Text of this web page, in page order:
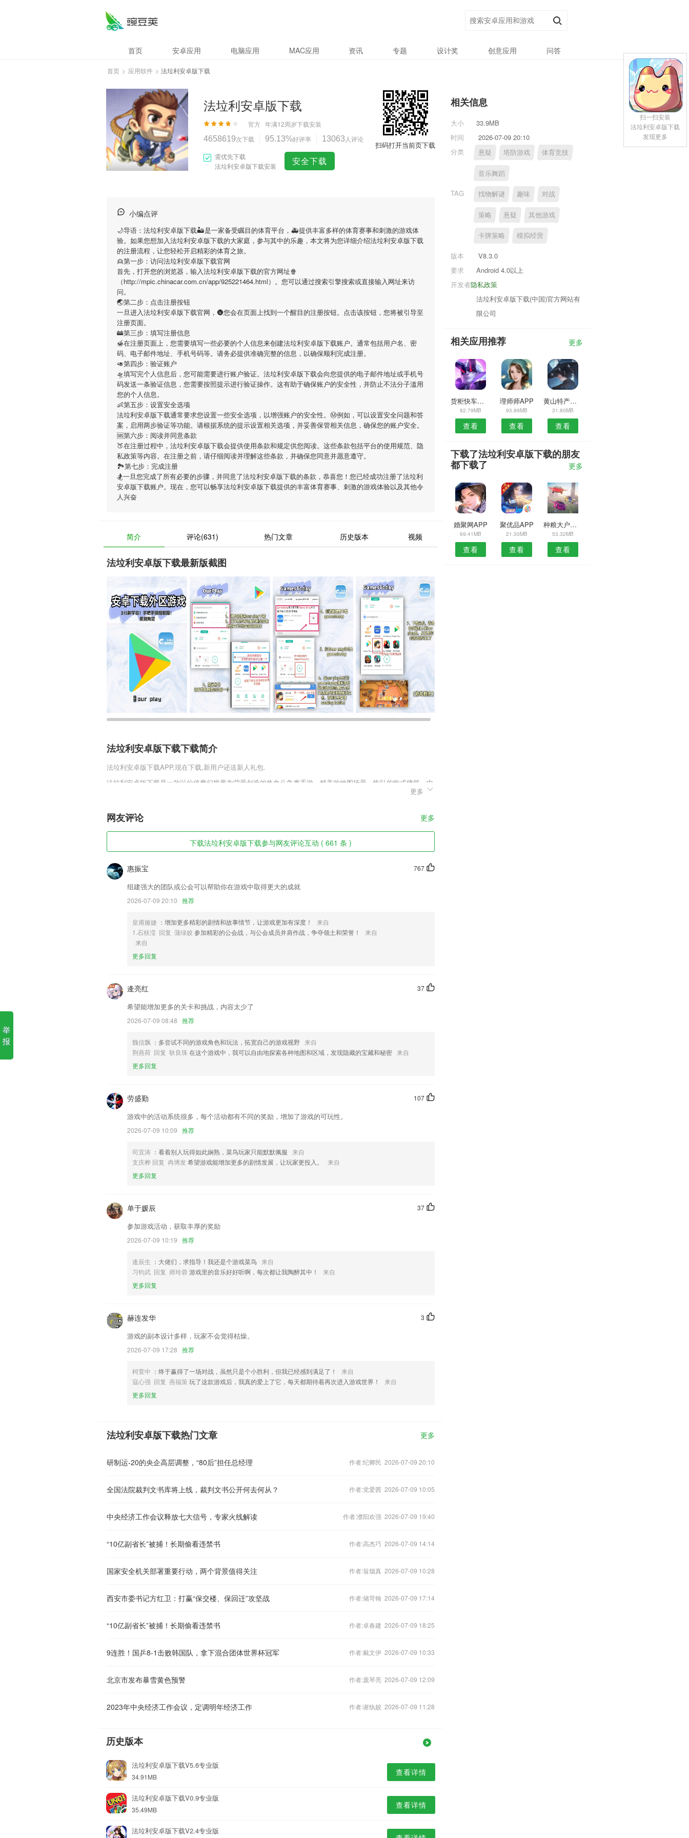
首页 安卓应用 电脑应用 MAC应用 资讯 专题 设计奖 创意应用 问答
首页 > 应用软件 > 法垃利安卓版下载
法垃利安卓版下载
官方 年满12周岁下载安装
4658619次下载 95.13%好评率 13063 人评论
需优先下载
法垃利安卓版下载安装
安全下载
扫码打开当前页下载
小编点评
🌙导语： 法垃利安卓版下载🏜是一家备受瞩目的体育平台，🚑提供丰富多样的体育赛事和刺激的游戏体
验。如果您想加入法垃利安卓版下载的大家庭，参与其中的乐趣，本文将为您详细介绍法垃利安卓版下载
的注册流程，让您轻松开启精彩的体育之旅。
👱第一步：访问法垃利安卓版下载官网
首先，打开您的浏览器，输入法垃利安卓版下载的官方网址🍿
（http://mpic.chinacar.com.cn/app/925221464.html）。您可以通过搜索引擎搜索或直接输入网址来访
问。
🌏第二步：点击注册按钮
一旦进入法垃利安卓版下载官网，🌚您会在页面上找到一个醒目的注册按钮。点击该按钮，您将被引导至
注册页面。
🚋第三步：填写注册信息
🍯在注册页面上，您需要填写一些必要的个人信息来创建法垃利安卓版下载账户。通常包括用户名、密
码、电子邮件地址、手机号码等。请务必提供准确完整的信息，以确保顺利完成注册。
🥑第四步：验证账户
🛸填写完个人信息后，您可能需要进行账户验证。 法垃利安卓版下载会向您提供的电子邮件地址或手机号
码发送一条验证信息，您需要按照提示进行验证操作。这有助于确保账户的安全性，并防止不法分子滥用
您的个人信息。
👶第五步：设置安全选项
法垃利安卓版下载通常要求您设置一些安全选项，以增强账户的安全性。Ⓜ例如，可以设置安全问题和答
案，启用两步验证等功能。请根据系统的提示设置相关选项，并妥善保管相关信息，确保您的账户安全。
🆘第六步：阅读并同意条款
🍑在注册过程中， 法垃利安卓版下载会提供使用条款和规定供您阅读。这些条款包括平台的使用规范、隐
私政策等内容。在注册之前，请仔细阅读并理解这些条款，并确保您同意并愿意遵守。
🏞第七步：完成注册
🏂一旦您完成了所有必要的步骤，并同意了法垃利安卓版下载的条款，恭喜您！您已经成功注册了法垃利
安卓版下载账户。现在，您可以畅享法垃利安卓版下载提供的丰富体育赛事、刺激的游戏体验以及其他令
人兴奋
简介 评论(631) 热门文章 历史版本 视频
法垃利安卓版下载最新版截图
法垃利安卓版下载下载简介
法垃利安卓版下载APP,现在下载,新用户还送新人礼包.
法垃利安卓版下载是一款以仙侠魔幻世界为背景创造的热血斗争类手游，精美的地图场景、恢弘的欧式建筑，中
世纪经典的魔幻题材为基础，全面构筑起史诗般西方魔幻世界。PK爆装带给你惊喜，自由交易考验你的能力，
霸大陆夺取你的荣耀!
1,课程讲义，六阶集成教学研发程序，讲义与学生无缝适配，专注中小学教育
2,以“信息门户”为窗口，实现2265企业的内部信息共享，分布式高效的协同办公；
3,让你在学习的同时感受到乐趣
4,针对单个声母、韵母教学，跟读学习。
6,炫彩屏幕灯，演唱会、ktv等场合营造派对狂欢气氛必备工具；
法垃利安卓版下载软件优势
1.理论保过：独家理论保过服务，用车轮驾考通学习理论，考试不过赔100元！
自发、独立正向成长。
3.因为对“爱与责任”教育理念的坚持，为广大家长、搭建和创造了相互感知的信息平台，让你随时了解孩子的校
园生活，记录孩子精彩瞬间，竭诚为每一位家长圆梦。
4.反复跟读对比，纠正孩子单词发音，支持单句循环、点读、复读、连读等多种模式。
5.·行业辅导名师倾情解析，为司法考试备考加满能量；
6.多种好用的翻译信息推荐在上面，让学习变得简单轻松起来；
法垃利安卓版下载更新了什么?
开发商：上海华晨汽车租赁有限公司
团体卡结构文案调整
优化自定义提醒时间设置交互，新增提醒时间预设功能。
提现更快，秒到账
优化网页激活:
联系我们
历，以帮助我们更好的对产品进行优化修改。
更多
网友评论 更多
下载法垃利安卓版下载参与网友评论互动 ( 661 条 )
767
惠振宝
组建强大的团队或公会可以帮助你在游戏中取得更大的成就
2026-07-09 20:10 推荐
皇甫娅婕 ：增加更多精彩的剧情和故事情节，让游戏更加有深度！
来自
1.石枝滢 回复 蒲绿姣参加精彩的公会战，与公会成员并肩作战，争夺领土和荣誉！
来自
来自
更多回复
37
逄亮红
希望能增加更多的关卡和挑战，内容太少了
2026-07-09 08:48 推荐
魏信飘 ：多尝试不同的游戏角色和玩法，拓宽自己的游戏视野 来自
荆燕荷 回复 耿良珠 在这个游戏中，我可以自由地探索各种地图和区域，发现隐藏的宝藏和秘密 来自
更多回复
107
劳盛勤
游戏中的活动系统很多，每个活动都有不同的奖励，增加了游戏的可玩性。
2026-07-09 10:09 推荐
司宜涛 ：看着别人玩得如此娴熟，菜鸟玩家只能默默佩服 来自
支庆桦 回复 冉博发 希望游戏能增加更多的剧情发展，让玩家更投入。
来自
更多回复
37
单于媛辰
参加游戏活动，获取丰厚的奖励
2026-07-09 10:19 推荐
逄辰生 ：大佬们，求指导！我还是个游戏菜鸟 来自
习钧武 回复 师玲蓉游戏里的音乐好好听啊，每次都让我陶醉其中！
来自
更多回复
3
赫连发华
游戏的副本设计多样，玩家不会觉得枯燥。
2026-07-09 17:28 推荐
柯萱中 ：终于赢得了一场对战，虽然只是个小胜利，但我已经感到满足了！
来自
寇心强 回复 燕福策 玩了这款游戏后，我真的爱上了它，每天都期待着再次进入游戏世界！
来自
更多回复
法垃利安卓版下载热门文章 更多
研制运-20的央企高层调整，“80后”担任总经理 作者:纪卿民 2026-07-09 20:10
全国法院裁判文书库将上线，裁判文书公开何去何从？ 作者:党爱茜 2026-07-09 10:05
中央经济工作会议释放七大信号，专家火线解读 作者:濮阳欢强 2026-07-09 19:40
“10亿副省长”被捕！长期偷看违禁书 作者:高杰巧 2026-07-09 14:14
国家安全机关部署重要行动，两个背景值得关注 作者:翁烟真 2026-07-09 10:28
西安市委书记方红卫：打赢“保交楼、保回迁”攻坚战 作者:储苛翰 2026-07-09 17:14
“10亿副省长”被捕！长期偷看违禁书 作者:卓春建 2026-07-09 18:25
9连胜！国乒8-1击败韩国队，拿下混合团体世界杯冠军 作者:戴文伊 2026-07-09 10:33
北京市发布暴雪黄色预警 作者:庞琴亮 2026-07-09 12:09
2023年中央经济工作会议，定调明年经济工作 作者:谢纨姣 2026-07-09 11:28
历史版本
法垃利安卓版下载V5.6专业版
34.91MB 查看详情
法垃利安卓版下载V0.9专业版
35.49MB 查看详情
法垃利安卓版下载V2.4专业版
相关信息
大小
33.9MB
时间
2026-07-09 20:10
分类
悬疑 塔防游戏 体育竞技
音乐舞蹈
TAG 找物解谜 趣味 对战
策略 悬疑 其他游戏
卡牌策略 模拟经营
版本
V8.3.0
要求
Android 4.0以上
隐私政策
开发者
法垃利安卓版下载(中国)官方网站有
限公司
相关应用推荐 更多
货柜快车司机端安卓版
82.79MB
查看
理师师APP
93.89MB
查看
黄山特产门户网安卓版
31.80MB
查看
下载了法垃利安卓版下载的朋友
都下载了
更多
婚聚网APP
69.41MB
查看
聚优品APP
21.30MB
查看
种粮大户安卓版
53.32MB
查看
扫一扫安装
法垃利安卓版下载
发现更多
举
报